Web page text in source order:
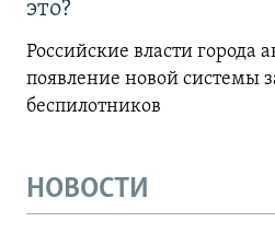
это?
Российские власти города
появление новой системы
беспилотников
НОВОСТИ